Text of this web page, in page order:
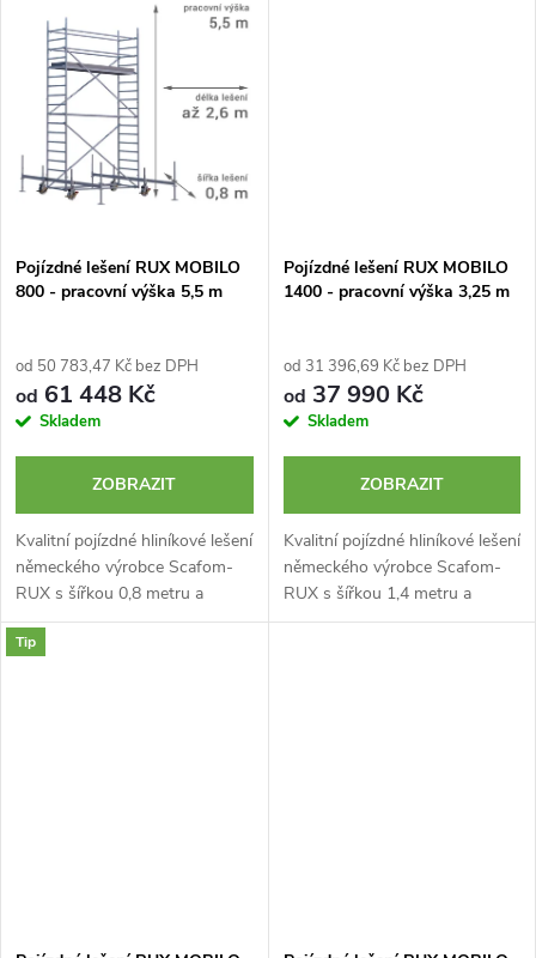
Pojízdné lešení RUX MOBILO
800 - pracovní výška 5,5 m
od 50 783,47 Kč bez DPH
od 61 448 Kč
Skladem
ZOBRAZIT
Kvalitní pojízdné hliníkové lešení
německého výrobce Scafom-
RUX s šířkou 0,8 metru a
výškou 5,5 m. Typ MOBILO 800
je certifikované lešení špičkové
Pojízdné lešení RUX MOBILO
1400 - pracovní výška 3,25 m
od 31 396,69 Kč bez DPH
od 37 990 Kč
Skladem
ZOBRAZIT
Kvalitní pojízdné hliníkové lešení
německého výrobce Scafom-
RUX s šířkou 1,4 metru a
výškou 3,25 m. Typ MOBILO
Tip